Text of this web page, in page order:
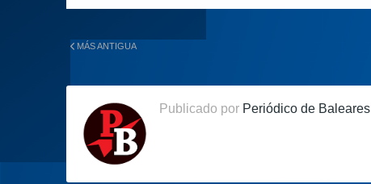
MÁS ANTIGUA
Publicado por Periódico de Baleares